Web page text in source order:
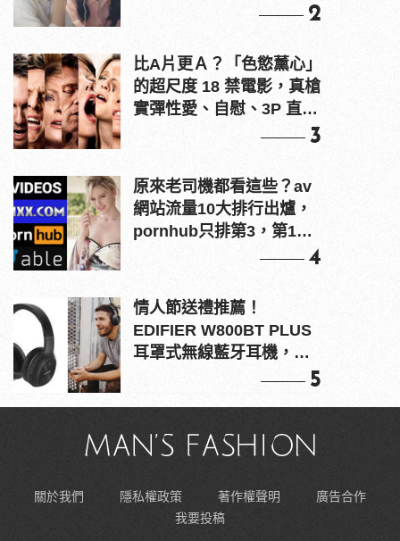
2
比A片更Ａ？「色慾薰心」
的超尺度 18 禁電影，真槍
實彈性愛、自慰、3P 直接
3
原來老司機都看這些？av
網站流量10大排行出爐，
pornhub只排第3，第1名
4
情人節送禮推薦！
EDIFIER W800BT PLUS
耳罩式無線藍牙耳機，在
5
關於我們 隱私權政策 著作權聲明
廣告合作
我要投稿